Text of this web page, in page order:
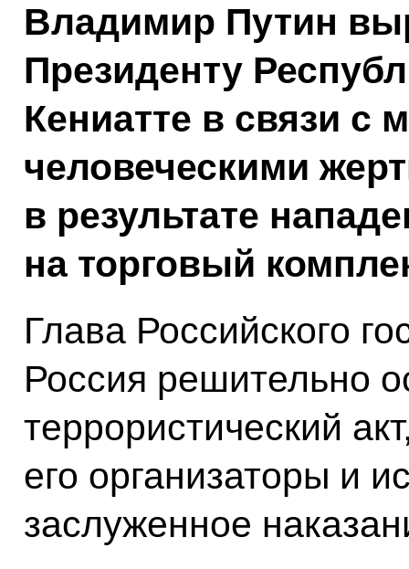
Владимир Путин
Президенту
Кениатте в связи с
человеческими
в результате
на торговый
Глава Российского
Россия решительно
террористический
его организаторы и
заслуженное